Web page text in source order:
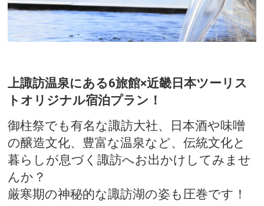
上諏訪温泉にある6旅館×近畿日本ツーリス
トオリジナル宿泊プラン！
御柱祭でも有名な諏訪大社、日本酒や味噌
の醸造文化、豊富な温泉など、伝統文化と
暮らしが息づく諏訪へお出かけしてみませ
んか？
厳寒期の神秘的な諏訪湖の姿も圧巻です！